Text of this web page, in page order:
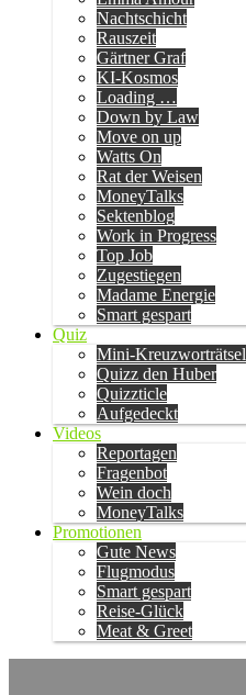
Nachtschicht
Rauszeit
Gärtner Graf
KI-Kosmos
Loading …
Down by Law
Move on up
Watts On
Rat der Weisen
MoneyTalks
Sektenblog
Work in Progress
Top Job
Zugestiegen
Madame Energie
Smart gespart
Quiz
Mini-Kreuzworträtsel
Quizz den Huber
Quizzticle
Aufgedeckt
Videos
Reportagen
Fragenbot
Wein doch
MoneyTalks
Promotionen
Gute News
Flugmodus
Smart gespart
Reise-Glück
Meat & Greet